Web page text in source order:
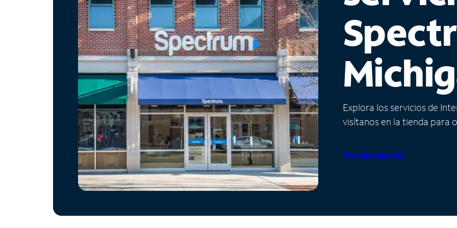
Explora los servicios de
visítanos en la tienda para
Programa una cita